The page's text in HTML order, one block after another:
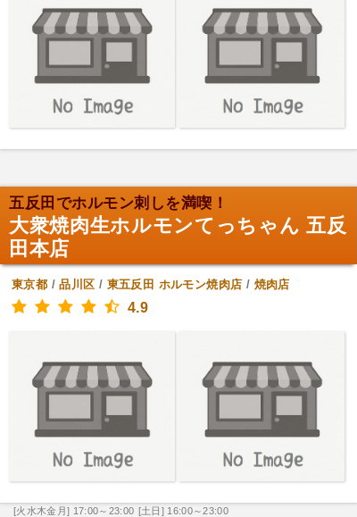
五反田でホルモン刺しを満喫！
大衆焼肉生ホルモンてっちゃん 五反
田本店
東京都 /品川区 / 東五反田 ホルモン焼肉店 / 焼肉店
4.9
[火水木金月] 17:00～23:00 [土日] 16:00～23:00